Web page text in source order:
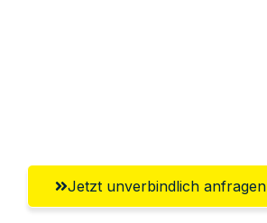
Jetzt unverbindlich anfragen